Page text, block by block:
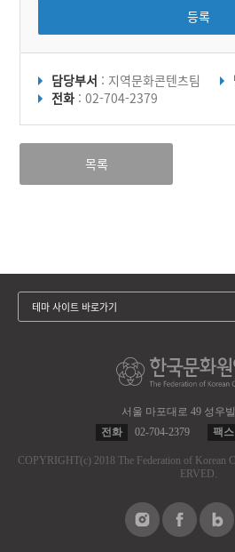
등록
담당부서 : 지역문화콘텐츠팀
전화 : 02-704-2379
목록
서울 마포대로 49 성우
전화
02-704-2379 팩스
COPYRIGHT(c) 2018 The Federation of Korean
ERVED.
테마 사이트 바로가기